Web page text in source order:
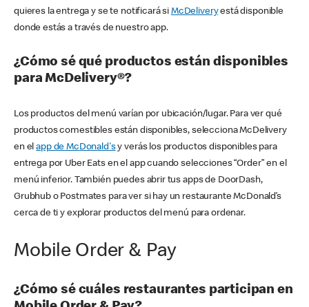
quieres la entrega y se te notificará si McDeliveryestá disponible
donde estás a través de nuestro app.
¿Cómo sé qué productos están disponibles
para McDelivery®?
Los productos del menú varían por ubicación/lugar. Para ver qué
productos comestibles están disponibles, selecciona McDelivery
en elapp de McDonald'sy verás los productos disponibles para
entrega por Uber Eats en el app cuando selecciones “Order” en el
menú inferior. También puedes abrir tus apps de DoorDash,
Grubhub o Postmates para ver si hay un restaurante McDonald’s
cerca de ti y explorar productos del menú para ordenar.
Mobile Order & Pay
¿Cómo sé cuáles restaurantes participan en